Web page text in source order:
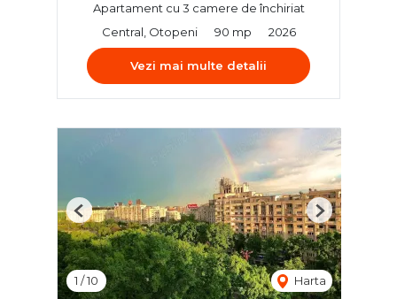
Apartament cu 3 camere de închiriat
Central, Otopeni
90 mp 2026
Vezi mai multe detalii
1 /10 Harta
Previous Next